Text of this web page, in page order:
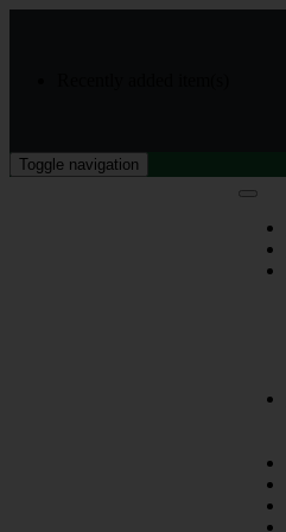
Toggle navigation